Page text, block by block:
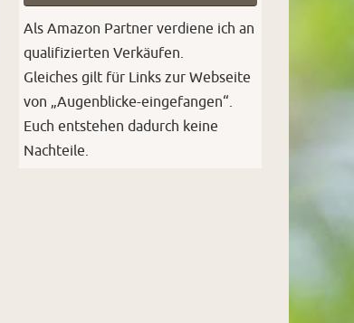
Als Amazon Partner verdiene ich an
qualifizierten Verkäufen.
Gleiches gilt für Links zur Webseite
von „Augenblicke-eingefangen“.
Euch entstehen dadurch keine
Nachteile.